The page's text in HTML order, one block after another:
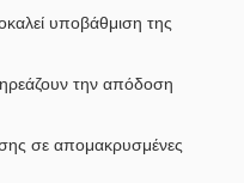
υποβάθμιση της
την απόδοση
σε απομακρυσμένες